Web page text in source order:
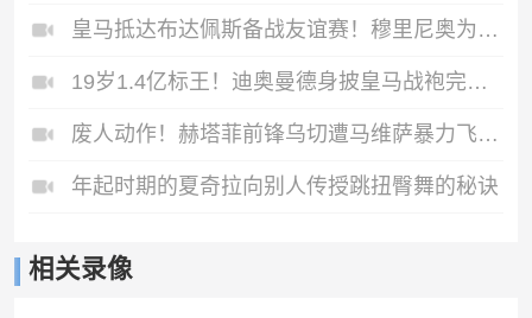
皇马抵达布达佩斯备战友谊赛！穆里尼奥为狂热球迷签名！
19岁1.4亿标王！迪奥曼德身披皇马战袍完成首训！
废人动作！赫塔菲前锋乌切遭马维萨暴力飞铲！重伤赛季报销！
年起时期的夏奇拉向别人传授跳扭臀舞的秘诀
相关录像